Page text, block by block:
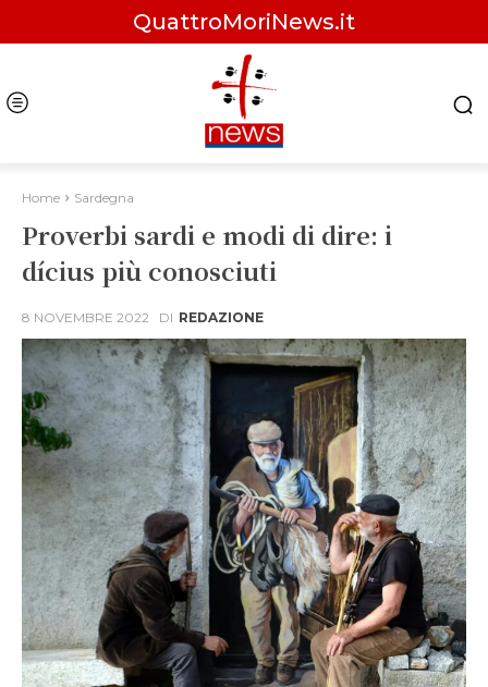
QuattroMoriNews.it
Home Sardegna
Proverbi sardi e modi di dire: i
dícius più conosciuti
8 NOVEMBRE 2022 DI REDAZIONE